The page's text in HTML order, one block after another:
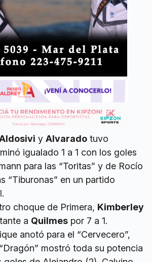
y Alvarado tuvo
igualado 1 a 1 con los goles
para las “Toritas” y de Rocío
“Tiburonas” en un partido
choque de Primera, Kimberley
a Quilmes por 7 a 1.
anotó para el “Cervecero”,
mostró toda su potencia